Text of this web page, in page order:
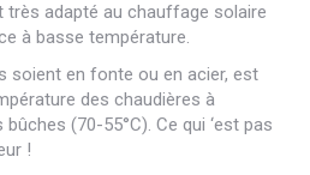
adapté au chauffage solaire
à basse température.
soient en fonte ou en acier, est
des chaudières à
(70-55°C). Ce qui ‘est pas
!